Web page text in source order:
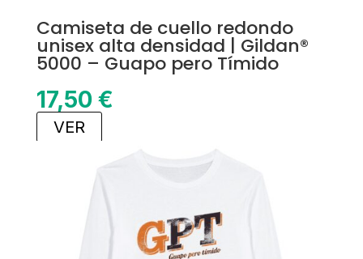
Camiseta de cuello redondo
unisex alta densidad | Gildan®
5000 – Guapo pero Tímido
17,50 €
VER